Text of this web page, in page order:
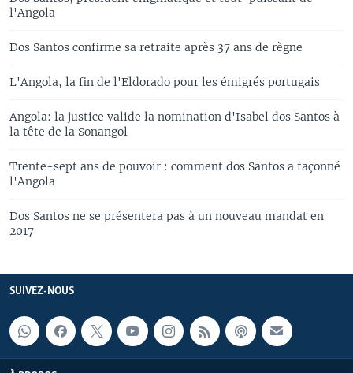
l'Angola
Dos Santos confirme sa retraite après 37 ans de règne
L'Angola, la fin de l'Eldorado pour les émigrés portugais
Angola: la justice valide la nomination d'Isabel dos Santos à
la tête de la Sonangol
Trente-sept ans de pouvoir : comment dos Santos a façonné
l'Angola
Dos Santos ne se présentera pas à un nouveau mandat en
2017
SUIVEZ-NOUS